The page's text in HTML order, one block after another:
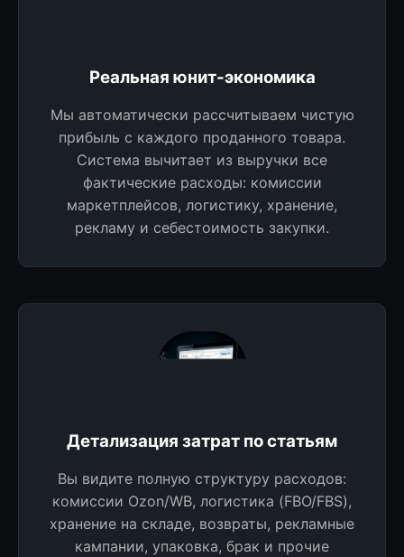
Реальная юнит-экономика
Мы автоматически рассчитываем чистую
прибыль с каждого проданного товара.
Система вычитает из выручки все
фактические расходы: комиссии
маркетплейсов, логистику, хранение,
рекламу и себестоимость закупки.
Детализация затрат по статьям
Вы видите полную структуру расходов:
комиссии Ozon/WB, логистика (FBO/FBS),
хранение на складе, возвраты, рекламные
кампании, упаковка, брак и прочие